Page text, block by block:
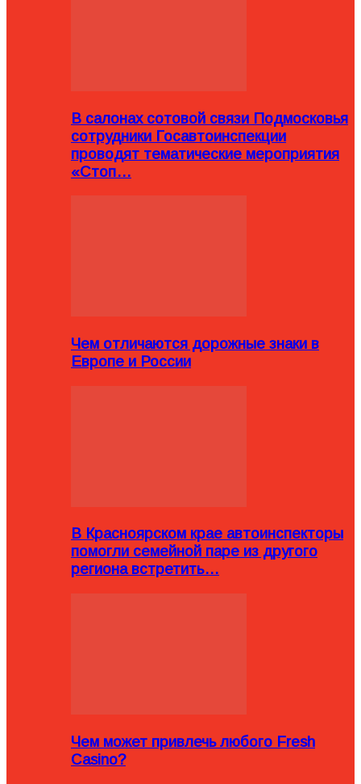
В салонах сотовой связи Подмосковья
сотрудники Госавтоинспекции
проводят тематические мероприятия
«Стоп…
Чем отличаются дорожные знаки в
Европе и России
В Красноярском крае автоинспекторы
помогли семейной паре из другого
региона встретить…
Чем может привлечь любого Fresh
Casino?